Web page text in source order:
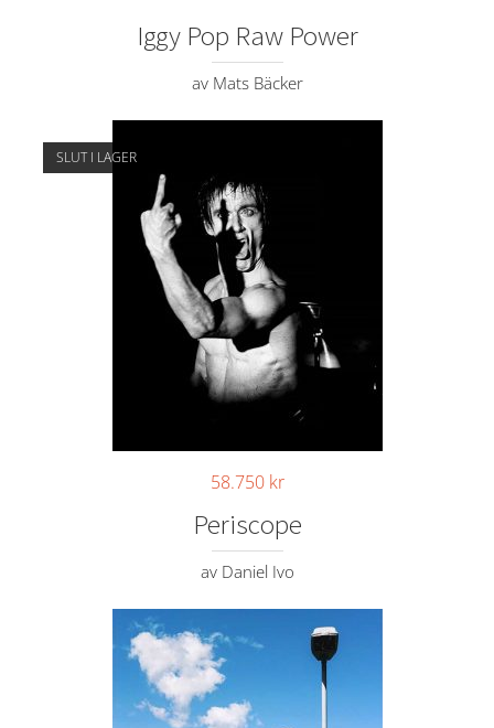
Iggy Pop Raw Power
av Mats Bäcker
SLUT I LAGER
58.750 kr
Periscope
av Daniel Ivo